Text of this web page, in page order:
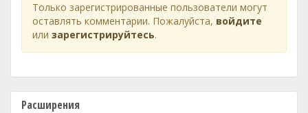
Только зарегистрированные пользователи могут
оставлять комментарии. Пожалуйста, войдите
или зарегистрируйтесь.
Расширения